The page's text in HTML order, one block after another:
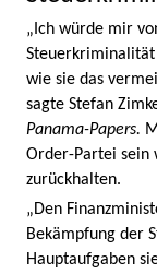
„Ich würde mir
Steuerkriminalität
wie sie das
sagte Stefan
Panama-Papers.
Order-Partei sein
zurückhalten.
„Den
Bekämpfung der
Hauptaufgaben